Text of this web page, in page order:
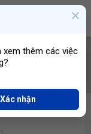
xem thêm các việc
Xác nhận